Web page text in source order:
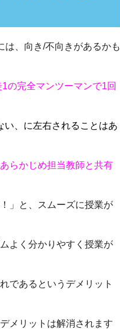
は、向き/不向きがあるかも
の完全マンツーマンで1回
い、に左右されることはあ
らかじめ担当教師と共有
」と、スムーズに授業が
よく分かりやすく授業が
であるというデメリット
メリットは解消されます